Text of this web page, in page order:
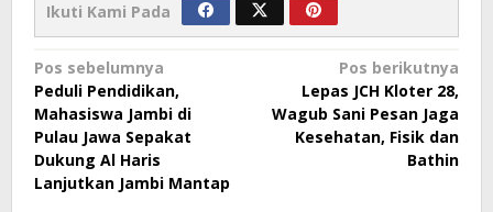
Ikuti Kami Pada
Navigasi
pos
Pos sebelumnya
Peduli Pendidikan,
Mahasiswa Jambi di
Pulau Jawa Sepakat
Dukung Al Haris
Lanjutkan Jambi Mantap
Pos berikutnya
Lepas JCH Kloter 28,
Wagub Sani Pesan Jaga
Kesehatan, Fisik dan
Bathin